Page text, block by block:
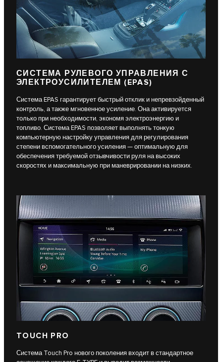
СИСТЕМА РУЛЕВОГО УПРАВЛЕНИЯ С
ЭЛЕКТРОУСИЛИТЕЛЕМ (EPAS)
Система EPAS гарантирует быстрый отклик и непревзойденный
контроль, а также мгновенное усиление. Она активируется
только при необходимости, экономя электроэнергию и
топливо. Система EPAS позволяет выполнять тонкую
компьютерную настройку управления для регулирования
степени вспомогательного усиления — оптимальную для
обеспечения требуемой отзывчивости руля на высоких
скоростях и максимальную при маневрировании на низких.
TOUCH PRO
Система Touch Pro нового поколения входит в стандартное